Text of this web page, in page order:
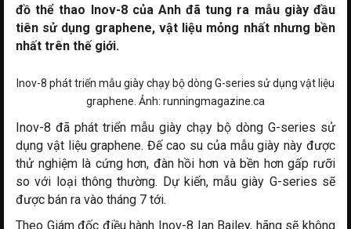
đồ thể thao Inov-8 của Anh đã tung ra mẫu giày đầu
tiên sử dụng graphene, vật liệu mỏng nhất nhưng bền
nhất trên thế giới.
Inov-8 phát triển mẫu giày chạy bộ dòng G-series sử dụng vật liệu
graphene. Ảnh: runningmagazine.ca
Inov-8 đã phát triển mẫu giày chạy bộ dòng G-series sử
dụng vật liệu graphene. Đế cao su của mẫu giày này được
thử nghiệm là cứng hơn, đàn hồi hơn và bền hơn gấp rưỡi
so với loại thông thường. Dự kiến, mẫu giày G-series sẽ
được bán ra vào tháng 7 tới.
Theo Giám đốc điều hành Inov-8 Ian Bailey, hãng sẽ không